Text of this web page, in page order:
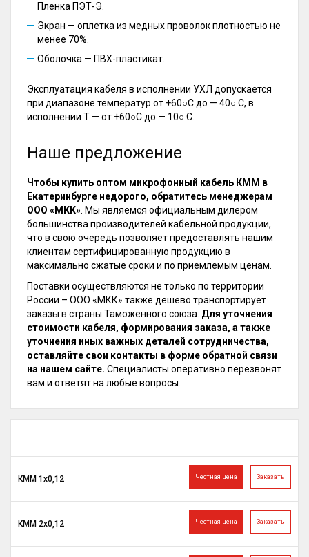
Пленка ПЭТ-Э.
Экран — оплетка из медных проволок плотностью не
менее 70%.
Оболочка — ПВХ-пластикат.
Эксплуатация кабеля в исполнении УХЛ допускается
при диапазоне температур от +60○С до — 40○ С, в
исполнении Т — от +60○С до — 10○ С.
Наше предложение
Чтобы купить оптом микрофонный кабель КММ в
Екатеринбурге недорого, обратитесь менеджерам
ООО «МКК». Мы являемся официальным дилером
большинства производителей кабельной продукции,
что в свою очередь позволяет предоставлять нашим
клиентам сертифицированную продукцию в
максимально сжатые сроки и по приемлемым ценам.
Поставки осуществляются не только по территории
России – ООО «МКК» также дешево транспортирует
заказы в страны Таможенного союза. Для уточнения
стоимости кабеля, формирования заказа, а также
уточнения иных важных деталей сотрудничества,
оставляйте свои контакты в форме обратной связи
на нашем сайте. Специалисты оперативно перезвонят
вам и ответят на любые вопросы.
Заказать
Честная цена
КММ 1х0,12
Заказать
Честная цена
КММ 2х0,12